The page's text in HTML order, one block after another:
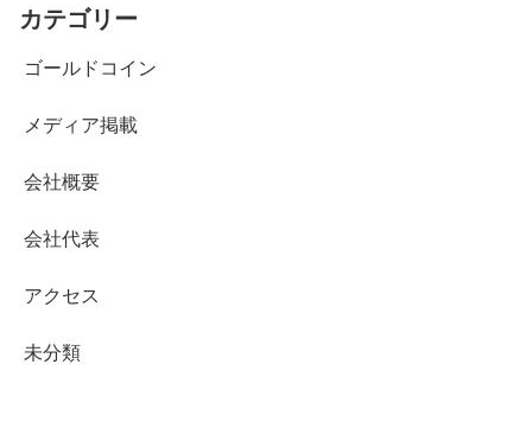
カテゴリー
ゴールドコイン
メディア掲載
会社概要
会社代表
アクセス
未分類